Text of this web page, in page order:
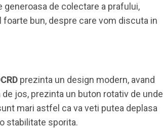
de colectare a prafului,
bun, despre care vom discuta in
prezinta un design modern, avand
jos, prezinta un buton rotativ de unde
mari astfel ca va veti putea deplasa
stabilitate sporita.